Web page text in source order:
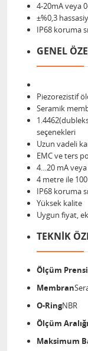
4-20mA veya
±%0,3
IP68 koruma
GENEL
Piezorezistif
Seramik
seçenekleri
Uzun vadeli
EMC ve ters
4…20 mA veya
4 metre ile
IP68 koruma
Yüksek kalite
Uygun fiyat,
TEKNİK
Ölçüm
Membran
O-RingNBR
Ölçüm Aralığı
Maksimum